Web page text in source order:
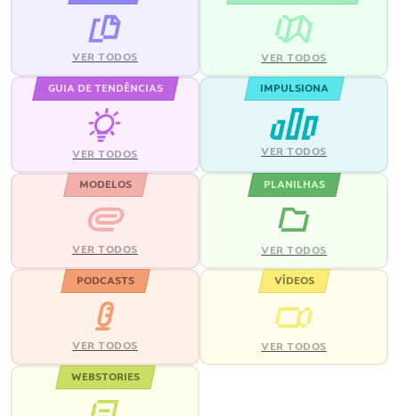
VER TODOS VER TODOS
GUIA DE TENDÊNCIAS
VER TODOS
IMPULSIONA
VER TODOS
MODELOS
VER TODOS
PLANILHAS
VER TODOS
PODCASTS
VER TODOS
VÍDEOS
VER TODOS
WEBSTORIES